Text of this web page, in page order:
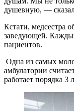
душевную, —
Кстати, медсестра
заведующей.
пациентов.
Одна из самых
амбулатории
работает порядка 3